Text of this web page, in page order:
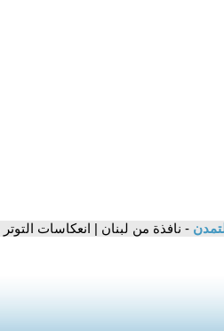
- نافذة من لبنان | انعكاسات